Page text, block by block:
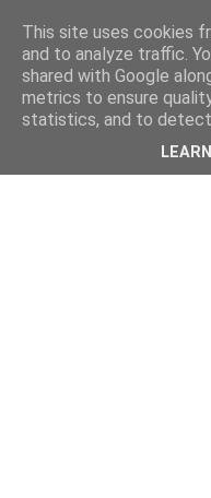
This site uses cookies
and to analyze traffic.
shared with Google
metrics to ensure
statistics, and to detect